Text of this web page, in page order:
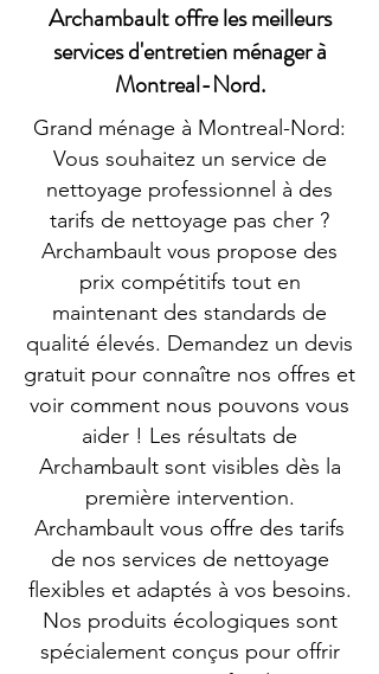
Archambault offre les meilleurs
services d'entretien ménager à
Montreal-Nord.
Grand ménage à Montreal-Nord:
Vous souhaitez un service de
nettoyage professionnel à des
tarifs de nettoyage pas cher ?
Archambault vous propose des
prix compétitifs tout en
maintenant des standards de
qualité élevés. Demandez un devis
gratuit pour connaître nos offres et
voir comment nous pouvons vous
aider ! Les résultats de
Archambault sont visibles dès la
première intervention.
Archambault vous offre des tarifs
de nos services de nettoyage
flexibles et adaptés à vos besoins.
Nos produits écologiques sont
spécialement conçus pour offrir